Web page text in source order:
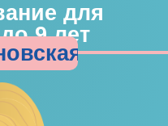
для
9 лет